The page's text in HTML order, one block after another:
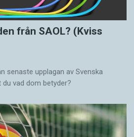
från SAOL? (Kviss
senaste upplagan av Svenska
vad dom betyder?